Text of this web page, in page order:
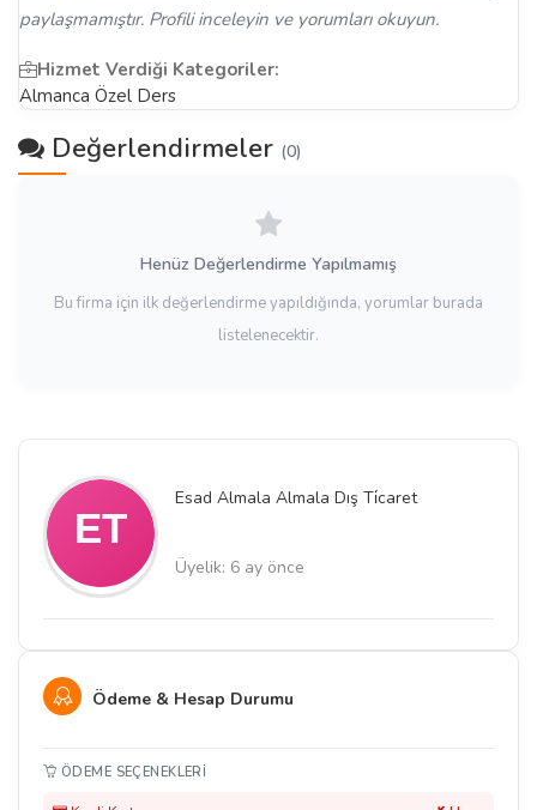
Esad Almala Almala Dış Ti̇caret
Üyelik: 6 ay önce
Ödeme & Hesap Durumu
ÖDEME SEÇENEKLERI
paylaşmamıştır. Profili inceleyin ve yorumları okuyun.
Hizmet Verdiği Kategoriler:
Almanca Özel Ders
Değerlendirmeler (0)
Henüz Değerlendirme Yapılmamış
Bu firma için ilk değerlendirme yapıldığında, yorumlar burada
listelenecektir.